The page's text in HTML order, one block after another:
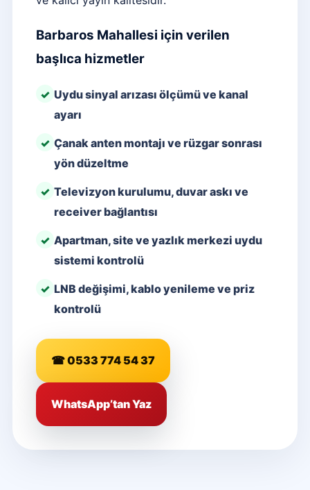
Barbaros Mahallesi için verilen
başlıca hizmetler
Uydu sinyal arızası ölçümü ve kanal
ayarı
Çanak anten montajı ve rüzgar sonrası
yön düzeltme
Televizyon kurulumu, duvar askı ve
receiver bağlantısı
Apartman, site ve yazlık merkezi uydu
sistemi kontrolü
LNB değişimi, kablo yenileme ve priz
kontrolü
☎ 0533 774 54 37
WhatsApp’tan Yaz